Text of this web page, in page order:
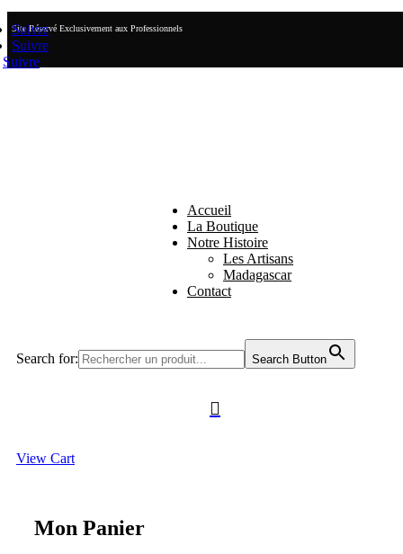
Site Réservé Exclusivement aux Professionnels
Suivre
Suivre
Suivre
Accueil
La Boutique
Notre Histoire
Les Artisans
Madagascar
Contact
Search for: Search Button

View Cart
Mon Panier